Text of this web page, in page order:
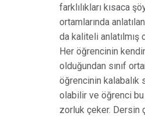
farklılıkları kısaca
ortamlarında
da kaliteli
Her öğrencinin
olduğundan sınıf
öğrencinin kalabalık
olabilir ve öğrenci
zorluk çeker. Dersin